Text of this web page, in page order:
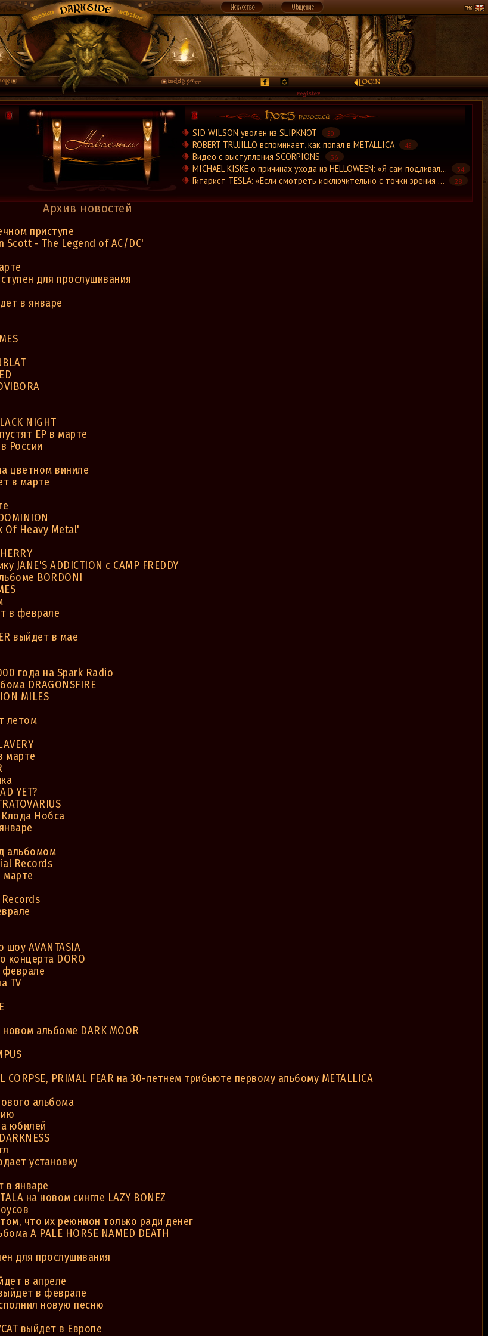
SID WILSON уволен из SLIPKNOT 50
ROBERT TRUJILLO вспоминает, как попал в METALLICA 45
Видео с выступления SCORPIONS 36
MICHAEL KISKE о причинах ухода из HELLOWEEN: «Я сам подливал... 34
Гитарист TESLA: «Если смотреть исключительно с точки зрения ... 28
Архив новостей
приступе
- The Legend of AC/DC'
для прослушивания
в январе
NIGHT
ЕР в марте
России
цветном виниле
в марте
Of Heavy Metal'
JANE'S ADDICTION с CAMP FREDDY
BORDONI
в феврале
выйдет в мае
года на Spark Radio
DRAGONSFIRE
MILES
летом
марте
YET?
Клода Нобса
альбомом
Records
марте
Records
шоу AVANTASIA
концерта DORO
феврале
TV
новом альбоме DARK MOOR
CORPSE, PRIMAL FEAR на 30-летнем трибьюте первому альбому METALLICA
альбома
юбилей
установку
в январе
на новом сингле LAZY BONEZ
что их реюнион только ради денег
A PALE HORSE NAMED DEATH
для прослушивания
в апреле
в феврале
новую песню
выйдет в Европе